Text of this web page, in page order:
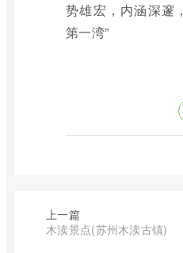
势雄宏，内涵深邃
第一湾”
上一篇
木渎景点(苏州木渎古镇)